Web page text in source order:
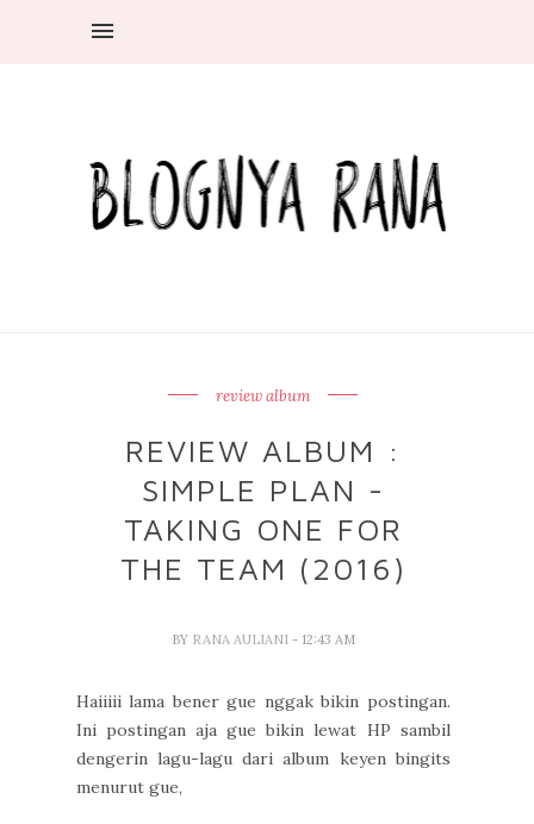
review album
REVIEW ALBUM :
SIMPLE PLAN -
TAKING ONE FOR
THE TEAM (2016)
BY RANA AULIANI - 12:43 AM
Haiiiii lama bener gue nggak bikin postingan.
Ini postingan aja gue bikin lewat HP sambil
dengerin lagu-lagu dari album keyen bingits
menurut gue,